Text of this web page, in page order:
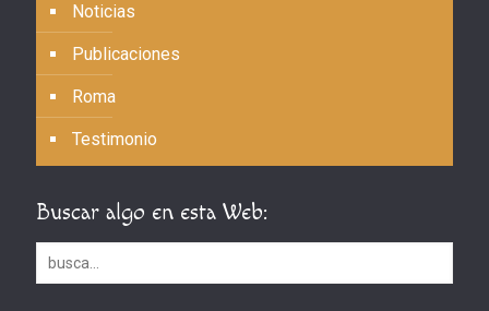
Noticias
Publicaciones
Roma
Testimonio
Buscar algo en esta Web: